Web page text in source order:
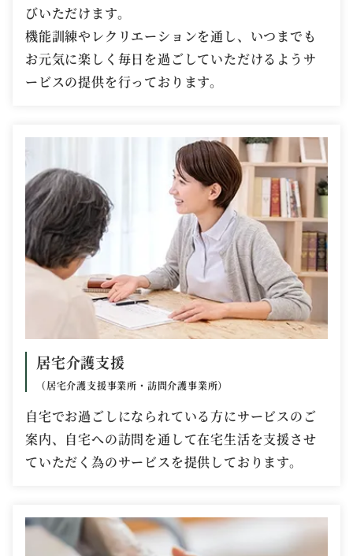
びいただけます。
機能訓練やレクリエーションを通し、いつまでも
お元気に楽しく毎日を過ごしていただけるようサ
ービスの提供を行っております。
居宅介護支援
（居宅介護支援事業所・訪問介護事業所）
自宅でお過ごしになられている方にサービスのご
案内、自宅への訪問を通して在宅生活を支援させ
ていただく為のサービスを提供しております。